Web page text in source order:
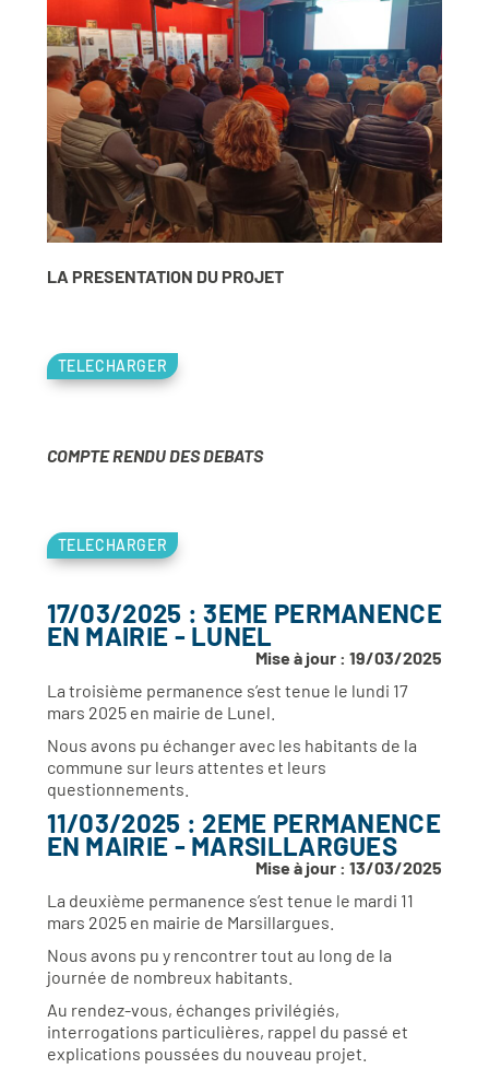
LA PRESENTATION DU PROJET
TELECHARGER
COMPTE RENDU DES DEBATS
TELECHARGER
17/03/2025 : 3EME PERMANENCE
EN MAIRIE - LUNEL
Mise à jour : 19/03/2025
La troisième permanence s’est tenue le lundi 17
mars 2025 en mairie de Lunel.
Nous avons pu échanger avec les habitants de la
commune sur leurs attentes et leurs
questionnements.
11/03/2025 : 2EME PERMANENCE
EN MAIRIE - MARSILLARGUES
Mise à jour : 13/03/2025
La deuxième permanence s’est tenue le mardi 11
mars 2025 en mairie de Marsillargues.
Nous avons pu y rencontrer tout au long de la
journée de nombreux habitants.
Au rendez-vous, échanges privilégiés,
interrogations particulières, rappel du passé et
explications poussées du nouveau projet.